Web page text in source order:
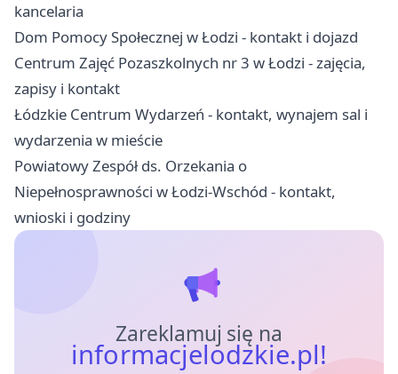
kancelaria
Dom Pomocy Społecznej w Łodzi - kontakt i dojazd
Centrum Zajęć Pozaszkolnych nr 3 w Łodzi - zajęcia,
zapisy i kontakt
Łódzkie Centrum Wydarzeń - kontakt, wynajem sal i
wydarzenia w mieście
Powiatowy Zespół ds. Orzekania o
Niepełnosprawności w Łodzi-Wschód - kontakt,
wnioski i godziny
Zareklamuj się na
informacjelodzkie.pl!